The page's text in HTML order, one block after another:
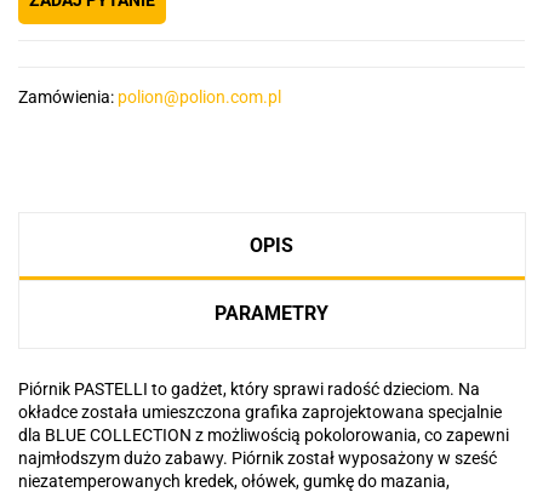
Zamówienia: polion@polion.com.pl
OPIS
PARAMETRY
Piórnik PASTELLI to gadżet, który sprawi radość dzieciom. Na
okładce została umieszczona grafika zaprojektowana specjalnie
dla BLUE COLLECTION z możliwością pokolorowania, co zapewni
najmłodszym dużo zabawy. Piórnik został wyposażony w sześć
niezatemperowanych kredek, ołówek, gumkę do mazania,